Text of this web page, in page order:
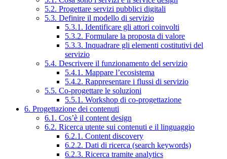
5.2. Progettare servizi pubblici digitali
5.3. Definire il modello di servizio
5.3.1. Identificare gli attori coinvolti
5.3.2. Formulare la proposta di valore
5.3.3. Inquadrare gli elementi costitutivi del
servizio
5.4. Descrivere il funzionamento del servizio
5.4.1. Mappare l’ecosistema
5.4.2. Rappresentare i flussi di servizio
5.5. Co-progettare le soluzioni
5.5.1. Workshop di co-progettazione
6. Progettazione dei contenuti
6.1. Cos’è il content design
6.2. Ricerca utente sui contenuti e il linguaggio
6.2.1. Content discovery
6.2.2. Dati di ricerca (search keywords)
6.2.3. Ricerca tramite analytics